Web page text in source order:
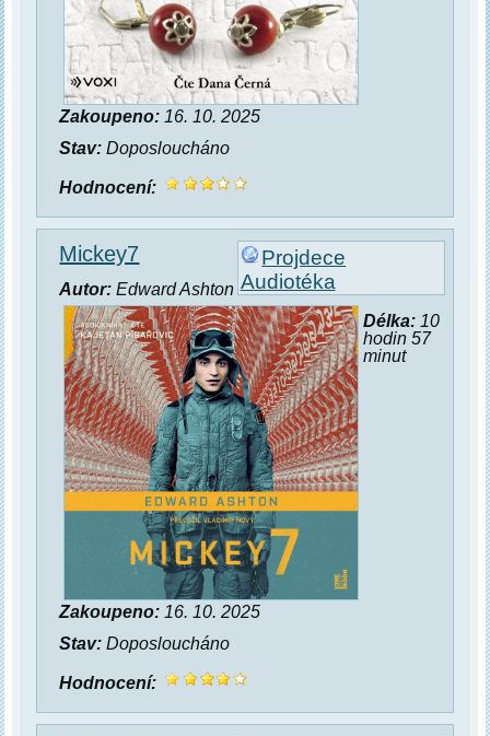
Zakoupeno: 16. 10. 2025
Stav: Doposloucháno
Hodnocení:
Projdece
Audiotéka
Mickey7
Autor: Edward Ashton
Délka:10
hodin 57
minut
Zakoupeno: 16. 10. 2025
Stav: Doposloucháno
Hodnocení: